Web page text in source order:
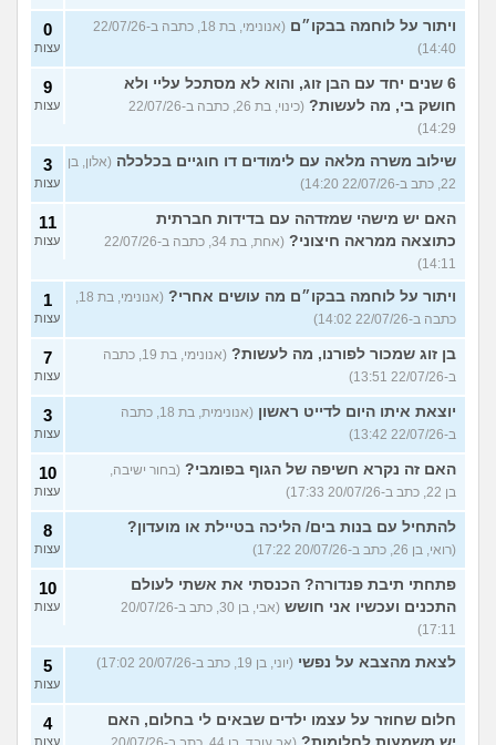
ויתור על לוחמה בבקו״ם
(אנונימי, בת 18, כתבה ב-22/07/26
14:40)
0
עצות
6 שנים יחד עם הבן זוג, והוא לא מסתכל עליי ולא
חושק בי, מה לעשות?
(כינוי, בת 26, כתבה ב-22/07/26
14:29)
9
עצות
שילוב משרה מלאה עם לימודים דו חוגיים בכלכלה (אלון, בן
22, כתב ב-22/07/26 14:20)
3
עצות
האם יש מישהי שמזדהה עם בדידות חברתית
כתוצאה ממראה חיצוני?
(אחת, בת 34, כתבה ב-22/07/26
14:11)
11
עצות
ויתור על לוחמה בבקו״ם מה עושים אחרי?
כתבה ב-22/07/26 14:02)
1
עצות
בן זוג שמכור לפורנו, מה לעשות?
(אנונימי, בת 19, כתבה
ב-22/07/26 13:51)
7
עצות
יוצאת איתו היום לדייט ראשון
(אנונימית, בת 18, כתבה
ב-22/07/26 13:42)
3
עצות
האם זה נקרא חשיפה של הגוף בפומבי? (בחור ישיבה,
בן 22, כתב ב-20/07/26 17:33)
10
עצות
להתחיל עם בנות בים/ הליכה בטיילת או מועדון?
(רואי, בן 26, כתב ב-20/07/26 17:22)
8
עצות
פתחתי תיבת פנדורה? הכנסתי את אשתי לעולם
התכנים ועכשיו אני חושש
(אבי, בן 30, כתב ב-20/07/26
17:11)
10
עצות
לצאת מהצבא על נפשי (יוני, בן 19, כתב ב-20/07/26 17:02) 5
עצות
חלום שחוזר על עצמו ילדים שבאים לי בחלום, האם
4
עצות